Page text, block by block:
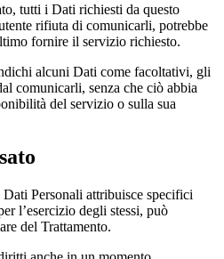
tutti i Dati richiesti da questo
rifiuta di comunicarli, potrebbe
fornire il servizio richiesto.
alcuni Dati come facoltativi, gli
comunicarli, senza che ciò abbia
del servizio o sulla sua
Personali attribuisce specifici
l’esercizio degli stessi, può
del Trattamento.